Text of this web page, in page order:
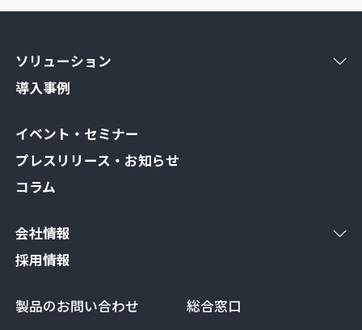
ソリューション
導入事例
イベント・セミナー
プレスリリース・お知らせ
コラム
会社情報
採用情報
製品のお問い合わせ
総合窓口